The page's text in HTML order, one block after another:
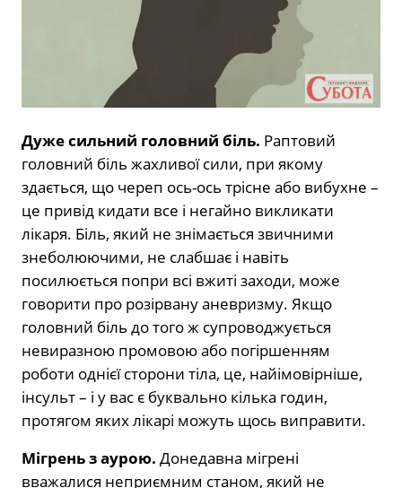
Дуже сильний головний біль. Раптовий
головний біль жахливої ​​сили, при якому
здається, що череп ось-ось трісне або вибухне –
це привід кидати все і негайно викликати
лікаря. Біль, який не знімається звичними
знеболюючими, не слабшає і навіть
посилюється попри всі вжиті заходи, може
говорити про розірвану аневризму. Якщо
головний біль до того ж супроводжується
невиразною промовою або погіршенням
роботи однієї сторони тіла, це, найімовірніше,
інсульт – і у вас є буквально кілька годин,
протягом яких лікарі можуть щось виправити.
Мігрень з аурою. Донедавна мігрені
вважалися неприємним станом, який не